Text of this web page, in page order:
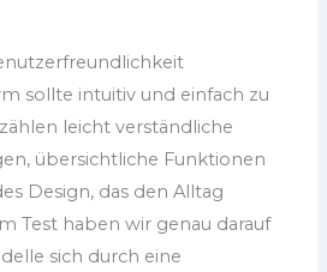
sollte intuitiv und einfach zu
leicht verständliche
übersichtliche Funktionen
Design, das den Alltag
Test haben wir genau darauf
sich durch eine